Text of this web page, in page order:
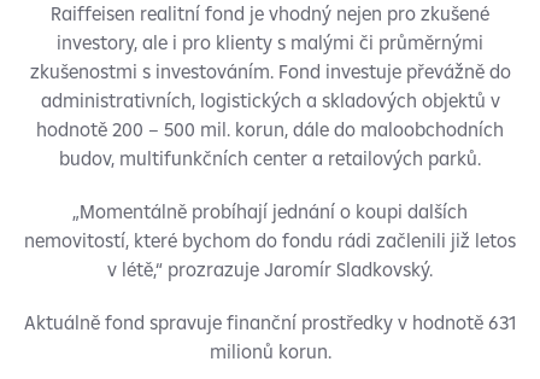
Raiffeisen realitní fond je vhodný nejen pro zkušené
investory, ale i pro klienty s malými či průměrnými
zkušenostmi s investováním. Fond investuje převážně do
administrativních, logistických a skladových objektů v
hodnotě 200 – 500 mil. korun, dále do maloobchodních
budov, multifunkčních center a retailových parků.
„Momentálně probíhají jednání o koupi dalších
nemovitostí, které bychom do fondu rádi začlenili již letos
v létě,“ prozrazuje Jaromír Sladkovský.
Aktuálně fond spravuje finanční prostředky v hodnotě 631
milionů korun.